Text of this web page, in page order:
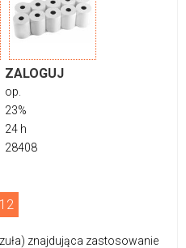
ZALOGUJ
op.
23%
24 h
28408
znajdująca zastosowanie